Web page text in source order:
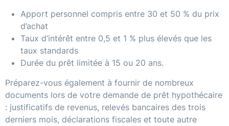
Apport personnel compris entre 30 et 50 % du prix
d’achat
Taux d’intérêt entre 0,5 et 1 % plus élevés que les
taux standards
Durée du prêt limitée à 15 ou 20 ans.
Préparez-vous également à fournir de nombreux
documents lors de votre demande de prêt hypothécaire
: justificatifs de revenus, relevés bancaires des trois
derniers mois, déclarations fiscales et toute autre